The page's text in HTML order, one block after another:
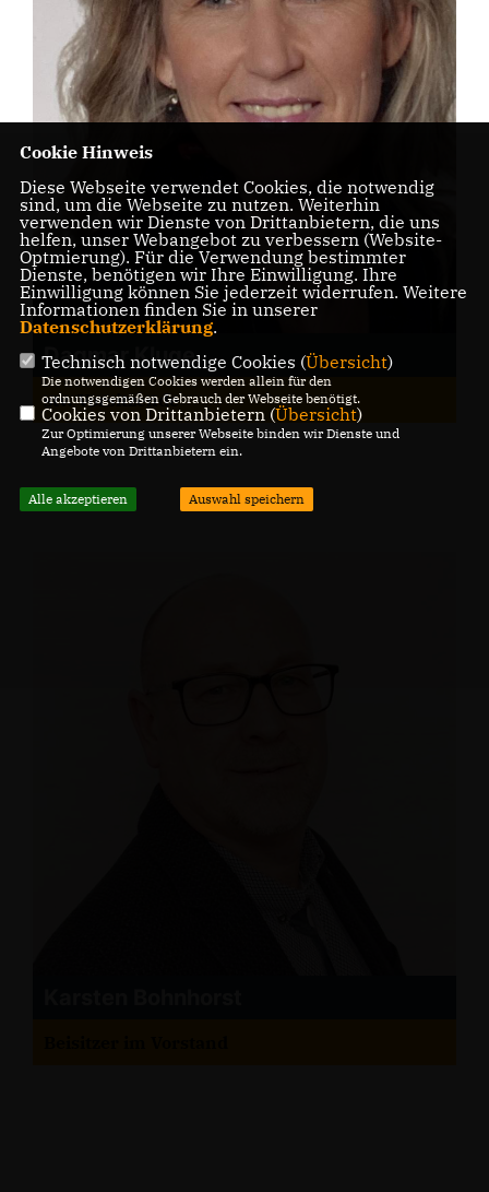
Dagmar Kluge
stv. Vorsitzende
Cookie Hinweis
Diese Webseite verwendet Cookies, die notwendig
sind, um die Webseite zu nutzen. Weiterhin
verwenden wir Dienste von Drittanbietern, die uns
helfen, unser Webangebot zu verbessern (Website-
Optmierung). Für die Verwendung bestimmter
Dienste, benötigen wir Ihre Einwilligung. Ihre
Einwilligung können Sie jederzeit widerrufen. Weitere
Informationen finden Sie in unserer
Datenschutzerklärung.
Technisch notwendige Cookies (Übersicht)
Die notwendigen Cookies werden allein für den
ordnungsgemäßen Gebrauch der Webseite benötigt.
Cookies von Drittanbietern (Übersicht)
Zur Optimierung unserer Webseite binden wir Dienste und
Angebote von Drittanbietern ein.
Alle akzeptieren Auswahl speichern